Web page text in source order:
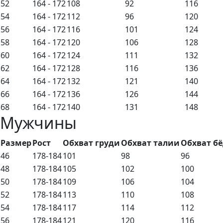
52 164 - 172108 92
116
54
164 - 172112 96
120
56
164 - 172116 101
124
58
164 - 172120 106
128
60
164 - 172124 111
132
62
164 - 172128 116
136
64
164 - 172132 121
140
66
164 - 172136 126
144
68
164 - 172140 131 148
Мужчины
РазмерРост Обхват грудиОбхват талииОбхват
46
178-184101 98
96
48
178-184105 102
100
50
178-184109 106
104
52
178-184113 110
108
54
178-184117 114
112
56
178-184121 120 116